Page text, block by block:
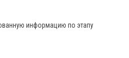
информацию по этапу